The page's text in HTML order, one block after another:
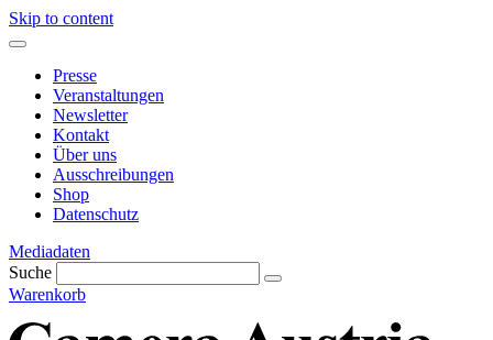
Skip to content
Presse
Veranstaltungen
Newsletter
Kontakt
Über uns
Ausschreibungen
Shop
Datenschutz
Mediadaten
Suche
Warenkorb